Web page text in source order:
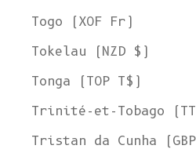
Togo (XOF Fr)
Tokelau (NZD $)
Tonga (TOP T$)
Trinité-et-Tobago
Tristan da Cunha